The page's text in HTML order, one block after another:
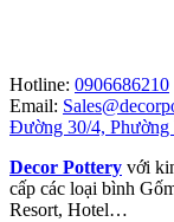
Hotline: 0906686210
Email:
Đường 30/4,
Decor Pottery với
cấp các loại bình
Resort, Hotel…